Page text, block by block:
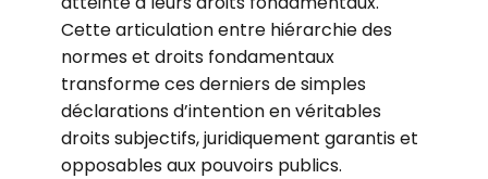
Cette articulation entre hiérarchie des
normes et droits fondamentaux
transforme ces derniers de simples
déclarations d’intention en véritables
droits subjectifs, juridiquement garantis et
opposables aux pouvoirs publics.